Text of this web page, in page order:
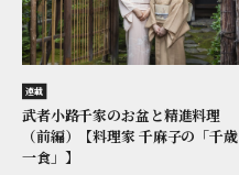
連載
武者小路千家のお盆と精進料理
（前編）【料理家 千麻子の「千歳
一食」】